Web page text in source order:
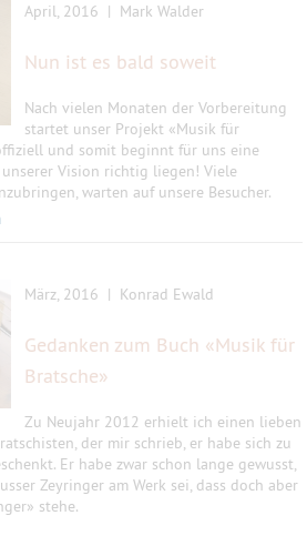
April, 2016 | Mark Walder
Nun ist es bald soweit
Nach vielen Monaten der Vorbereitung
startet unser Projekt «Musik für
und somit beginnt für uns eine
Vision richtig liegen! Viele
warten auf unsere Besucher.
März, 2016 | Konrad Ewald
Gedanken zum Buch «Musik für
Bratsche»
Zu Neujahr 2012 erhielt ich einen lieben
der mir schrieb, er habe sich zu
Er habe zwar schon lange gewusst,
Zeyringer am Werk sei, dass doch aber
stehe.